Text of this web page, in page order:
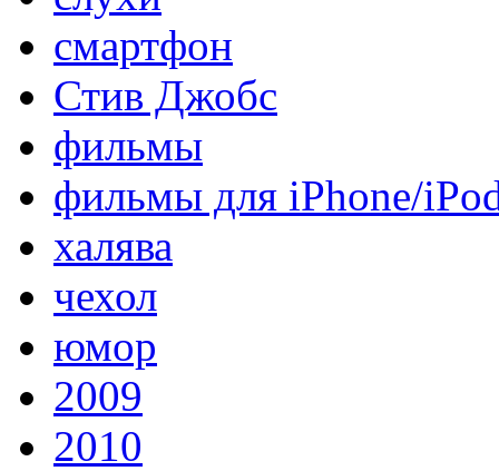
смартфон
Стив Джобс
фильмы
фильмы для iPhone/
халява
чехол
юмор
2009
2010